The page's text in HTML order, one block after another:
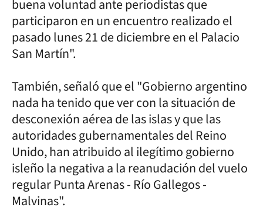
buena voluntad ante periodistas que
participaron en un encuentro realizado el
pasado lunes 21 de diciembre en el Palacio
San Martín".
También, señaló que el "Gobierno argentino
nada ha tenido que ver con la situación de
desconexión aérea de las islas y que las
autoridades gubernamentales del Reino
Unido, han atribuido al ilegítimo gobierno
isleño la negativa a la reanudación del vuelo
regular Punta Arenas - Río Gallegos -
Malvinas".